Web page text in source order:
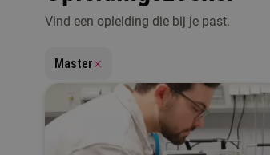
Vind een opleiding die bij je past.
Master